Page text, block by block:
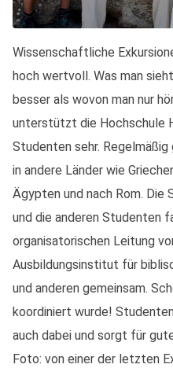
Wissenschaftliche
hoch wertvoll. Was man
besser als wovon man nur
unterstützt die Hochschule
Studenten sehr.
in andere Länder wie
Ägypten und nach Rom. Die
und die anderen Studenten
organisatorischen Leitung
Ausbildungsinstitut für
und anderen gemeinsam.
koordiniert wurde!
auch dabei und sorgt für
Foto: von einer der letzten